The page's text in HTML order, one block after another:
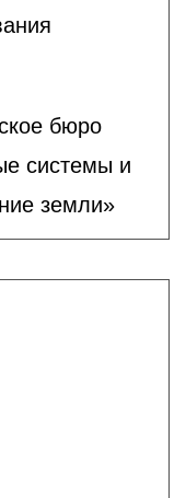
бюро
системы и
земли»